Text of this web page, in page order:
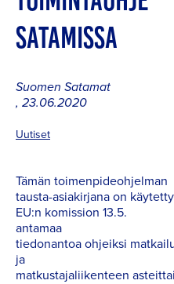
SATAMISSA
Suomen Satamat
, 23.06.2020
Uutiset
Tämän toimenpideohjelman
tausta-asiakirjana on käytetty
EU:n komission 13.5.
antamaa
tiedonantoa ohjeiksi
ja
matkustajaliikenteen